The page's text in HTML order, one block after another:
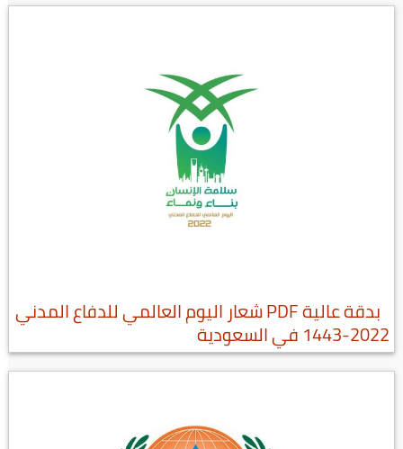
بدقة عالية PDF شعار اليوم العالمي للدفاع المدني
2022-1443 في السعودية